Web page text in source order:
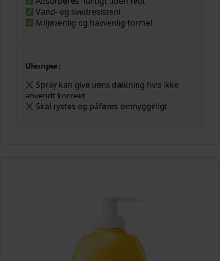
Vand- og svedresistent
Miljøvenlig og havvenlig formel
Ulemper:
Spray kan give uens dækning hvis ikke
anvendt korrekt
Skal rystes og påføres omhyggeligt